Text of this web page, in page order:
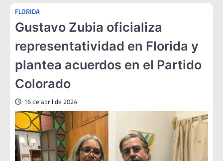
FLORIDA
Gustavo Zubia oficializa
representatividad en Florida y
plantea acuerdos en el Partido
Colorado
16 de abril de 2024